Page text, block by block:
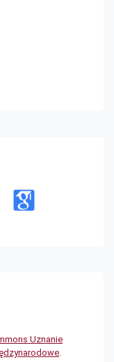
Uznanie
.